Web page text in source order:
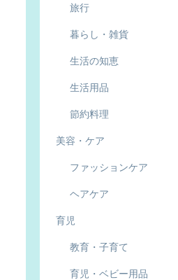
旅行
暮らし・雑貨
生活の知恵
生活用品
節約料理
美容・ケア
ファッションケア
ヘアケア
育児
教育・子育て
育児・ベビー用品